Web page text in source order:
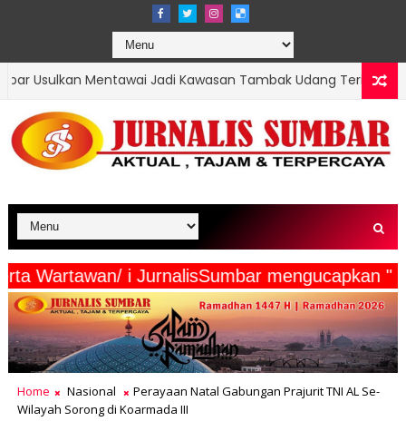
Jadi Kawasan Tambak Udang Terintegrasi, Menteri KKP
Beserta Wartawan/ i JurnalisSumbar
Home Nasional
Perayaan Natal Gabungan Prajurit TNI AL Se-
Wilayah Sorong di Koarmada III